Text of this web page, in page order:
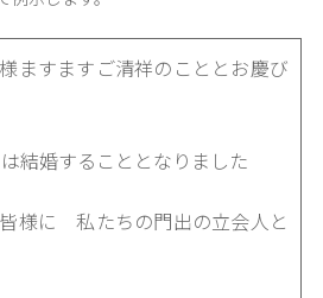
すますご清祥のこととお慶び
結婚することとなりました
様に 私たちの門出の立会人と